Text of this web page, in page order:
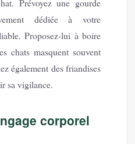
Prévoyez une gourde
dédiée à votre
Proposez-lui à boire
chats masquent souvent
également des friandises
sa vigilance.
corporel